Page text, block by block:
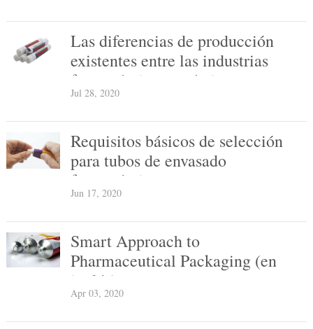
Las diferencias de producción
existentes entre las industrias
farmacéutica y química
Jul 28, 2020
Requisitos básicos de selección
para tubos de envasado
farmacéutico
Jun 17, 2020
Smart Approach to
Pharmaceutical Packaging (en
inglés)
Apr 03, 2020